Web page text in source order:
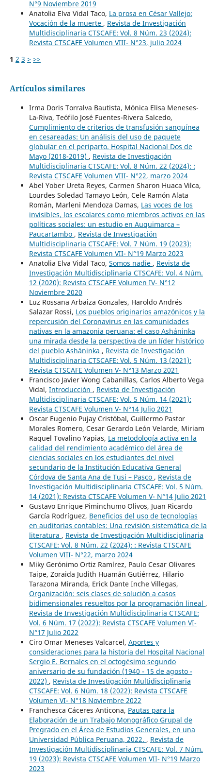
N°9 Noviembre 2019
Anatolia Elva Vidal Taco, La prosa en César Vallejo:
Vocación de la muerte , Revista de Investigación
Multidisciplinaria CTSCAFE: Vol. 8 Núm. 23 (2024):
Revista CTSCAFE Volumen VIII- N°23, julio 2024
1 2 3 > >>
Artículos similares
Irma Doris Torralva Bautista, Mónica Elisa Meneses-
La-Riva, Teófilo José Fuentes-Rivera Salcedo,
Cumplimiento de criterios de transfusión sanguínea
en cesareadas: Un análisis del uso de paquete
globular en el periparto. Hospital Nacional Dos de
Mayo (2018-2019) , Revista de Investigación
Multidisciplinaria CTSCAFE: Vol. 8 Núm. 22 (2024): :
Revista CTSCAFE Volumen VIII- N°22, marzo 2024
Abel Yober Ureta Reyes, Carmen Sharon Huaca Vilca,
Lourdes Soledad Tamayo León, Cele Ramón Alata
Román, Marleni Mendoza Damas, Las voces de los
invisibles, los escolares como miembros activos en las
políticas sociales: un estudio en Auquimarca –
Paucartambo , Revista de Investigación
Multidisciplinaria CTSCAFE: Vol. 7 Núm. 19 (2023):
Revista CTSCAFE Volumen VII- N°19 Marzo 2023
Anatolia Elva Vidal Taco, Somos nadie , Revista de
Investigación Multidisciplinaria CTSCAFE: Vol. 4 Núm.
12 (2020): Revista CTSCAFE Volumen IV- N°12
Noviembre 2020
Luz Rossana Arbaiza Gonzales, Haroldo Andrés
Salazar Rossi, Los pueblos originarios amazónicos y la
repercusión del Coronavirus en las comunidades
nativas en la amazonia peruana: el caso Asháninka
una mirada desde la perspectiva de un líder histórico
del pueblo Asháninka , Revista de Investigación
Multidisciplinaria CTSCAFE: Vol. 5 Núm. 13 (2021):
Revista CTSCAFE Volumen V- N°13 Marzo 2021
Francisco Javier Wong Cabanillas, Carlos Alberto Vega
Vidal, Introducción , Revista de Investigación
Multidisciplinaria CTSCAFE: Vol. 5 Núm. 14 (2021):
Revista CTSCAFE Volumen V- N°14 Julio 2021
Oscar Eugenio Pujay Cristóbal, Guillermo Pastor
Morales Romero, Cesar Gerardo León Velarde, Miriam
Raquel Tovalino Yapias, La metodología activa en la
calidad del rendimiento académico del área de
ciencias sociales en los estudiantes del nivel
secundario de la Institución Educativa General
Córdova de Santa Ana de Tusi – Pasco , Revista de
Investigación Multidisciplinaria CTSCAFE: Vol. 5 Núm.
14 (2021): Revista CTSCAFE Volumen V- N°14 Julio 2021
Gustavo Enrique Piminchumo Olivos, Juan Ricardo
García Rodríguez, Beneficios del uso de tecnologías
en auditorias contables: Una revisión sistemática de la
literatura , Revista de Investigación Multidisciplinaria
CTSCAFE: Vol. 8 Núm. 22 (2024): : Revista CTSCAFE
Volumen VIII- N°22, marzo 2024
Miky Gerónimo Ortiz Ramírez, Paulo Cesar Olivares
Taipe, Zoraida Judith Huamán Gutiérrez, Hilario
Tarazona Miranda, Erick Dante Inche Villegas,
Organización: seis clases de solución a casos
bidimensionales resueltos por la programación lineal ,
Revista de Investigación Multidisciplinaria CTSCAFE:
Vol. 6 Núm. 17 (2022): Revista CTSCAFE Volumen VI-
N°17 Julio 2022
Ciro Omar Meneses Valcarcel, Aportes y
consideraciones para la historia del Hospital Nacional
Sergio E. Bernales en el octogésimo segundo
aniversario de su fundación (1940 - 15 de agosto -
2022) , Revista de Investigación Multidisciplinaria
CTSCAFE: Vol. 6 Núm. 18 (2022): Revista CTSCAFE
Volumen VI- N°18 Noviembre 2022
Franchesca Cáceres Anticona, Pautas para la
Elaboración de un Trabajo Monográfico Grupal de
Pregrado en el Área de Estudios Generales, en una
Universidad Pública Peruana, 2022. , Revista de
Investigación Multidisciplinaria CTSCAFE: Vol. 7 Núm.
19 (2023): Revista CTSCAFE Volumen VII- N°19 Marzo
2023